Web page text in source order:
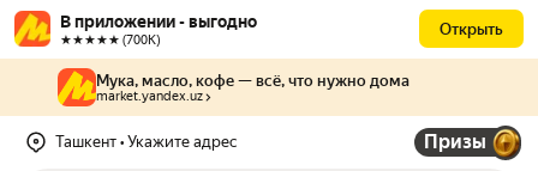
В приложении - выгодно
★★★★★ (700К)
Открыть
Мука, масло, кофе — всё, что нужно дома
market.yandex.uz
Ташкент • Укажите адрес Призы